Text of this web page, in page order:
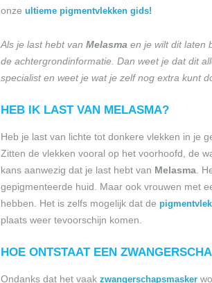
onze ultieme pigmentvlekken gids!
Als je last hebt van Melasma en je wilt dit laten
de achtergrondinformatie. Dan weet je dat dit
specialist en weet je wat je zelf nog extra kunt
HEB IK LAST VAN MELASMA?
Heb je last van lichte tot donkere vlekken in je
Zitten de vlekken vooral op het voorhoofd, de
kans aanwezig dat je last hebt van Melasma .
gepigmenteerde huid. Maar ook vrouwen met
hebben. Het is zelfs mogelijk dat de
plaats weer tevoorschijn komen.
HOE ONTSTAAT EEN
Ondanks dat het vaak zwangerschapsmasker